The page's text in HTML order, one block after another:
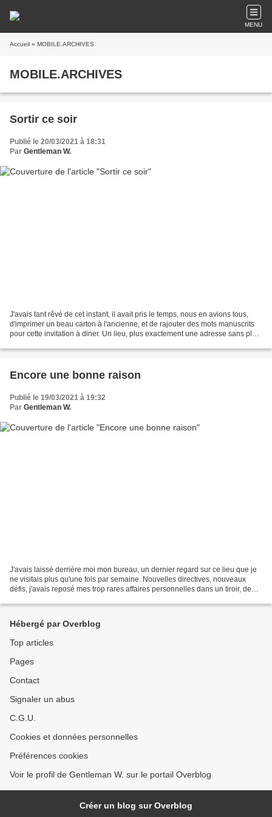
MENU
Accueil » MOBILE.ARCHIVES
MOBILE.ARCHIVES
Sortir ce soir
Publié le 20/03/2021 à 18:31
Par Gentleman W.
J'avais tant rêvé de cet instant, il avait pris le temps, nous en avions tous,
d'imprimer un beau carton à l'ancienne, et de rajouter des mots manuscrits
pour cette invitation à diner. Un lieu, plus exactement une adresse sans plus
Encore une bonne raison
Publié le 19/03/2021 à 19:32
Par Gentleman W.
J'avais laissé derrière moi mon bureau, un dernier regard sur ce lieu que je
ne visitais plus qu'une fois par semaine. Nouvelles directives, nouveaux
défis, j'avais reposé mes trop rares affaires personnelles dans un tiroir, deux
Hébergé par Overblog
Top articles
Pages
Contact
Signaler un abus
C.G.U.
Cookies et données personnelles
Préférences cookies
Voir le profil de Gentleman W. sur le portail Overblog
Créer un blog sur Overblog